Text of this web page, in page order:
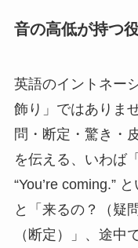
音の高低が持つ
英語のイントネー
飾り」ではありま
問・断定・驚き・
を伝える、いわば
“You’re coming.”
と「来るの？（疑
（断定）」、途中